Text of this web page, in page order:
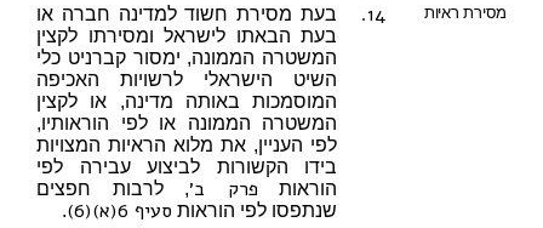
14. מסירת ראיות
בעת מסירת חשוד למדינה חברה או
בעת הבאתו לישראל ומסירתו לקצין
המשטרה הממונה, ימסור קברניט כלי
השיט הישראלי לרשויות האכיפה
המוסמכות באותה מדינה, או לקצין
המשטרה הממונה או לפי הוראותיו,
לפי העניין, את מלוא הראיות המצויות
בידו הקשורות לביצוע עבירה לפי
הוראות פרק ב׳, לרבות חפצים
שנתפסו לפי הוראות סעיף 6(א)(6) .